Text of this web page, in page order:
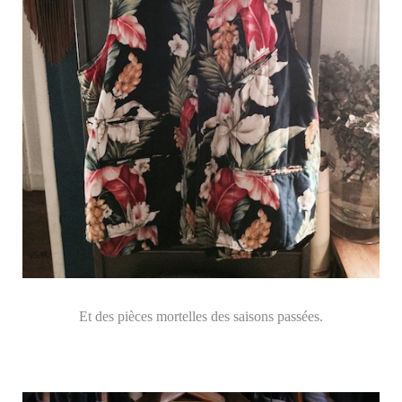
Et des pièces mortelles des saisons passées.